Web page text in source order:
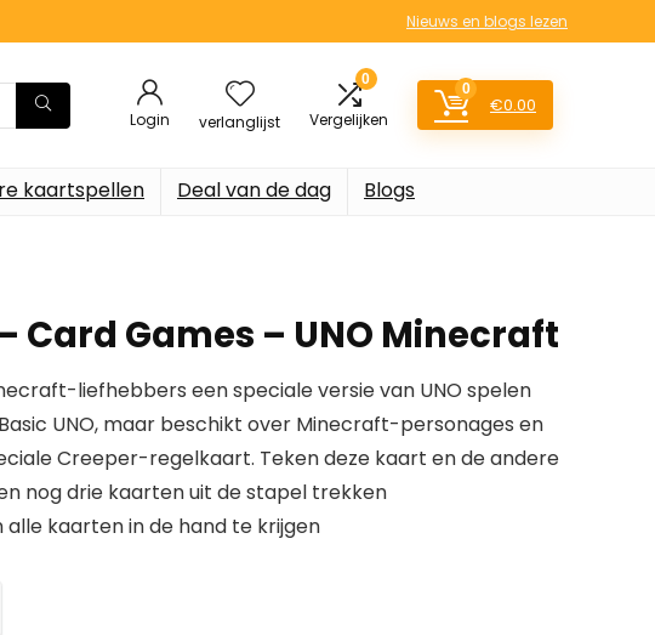
Nieuws en blogs lezen
Login verlanglijst
0
Vergelijken
0
€0.00
kaartspellen Deal van de dag Blogs
Card Games – UNO Minecraft
liefhebbers een speciale versie van UNO spelen
UNO, maar beschikt over Minecraft-personages en
Creeper-regelkaart. Teken deze kaart en de andere
nog drie kaarten uit de stapel trekken
alle kaarten in de hand te krijgen